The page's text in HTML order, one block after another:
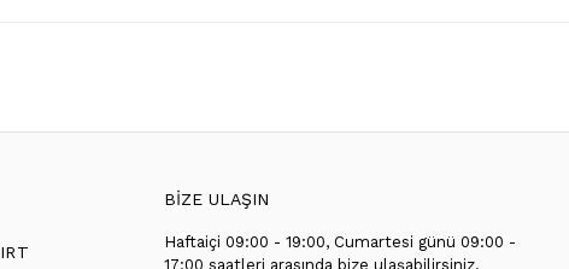
BİZE ULAŞIN
Haftaiçi 09:00 - 19:00, Cumartesi günü 09:00 -
17:00 saatleri arasında bize ulaşabilirsiniz.